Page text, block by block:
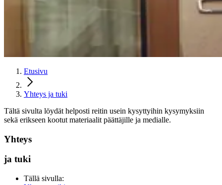
Etusivu
Yhteys ja tuki
Tältä sivulta löydät helposti reitin usein kysyttyihin kysymyksiin
sekä erikseen kootut materiaalit päättäjille ja medialle.
Yhteys
ja tuki
Tällä sivulla: